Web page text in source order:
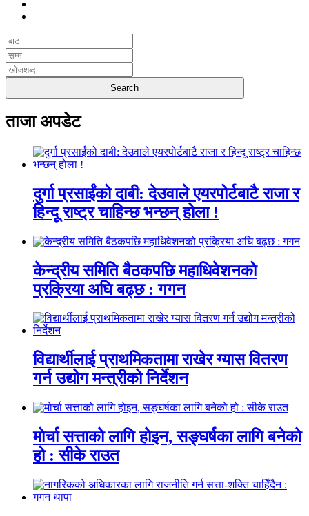
ताजा अपडेट
दुर्गा प्रसाईंको दाबी: देउवाले एयरपोर्टबाटै राजा र
हिन्दू राष्ट्र चाहिन्छ भन्छन् होला !
केन्द्रीय समिति बैठकपछि महाधिवेशनको
प्रक्रिया अघि बढ्छ : गगन
विद्यार्थीलाई प्राथमिकतामा राखेर ग्यास वितरण
गर्न उद्योग मन्त्रीको निर्देशन
मोर्चा सत्ताको लागि होइन, सङ्घर्षका लागि बनेको
हो : सीके राउत